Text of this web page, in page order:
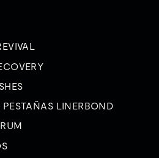
PESTAÑAS LINERBOND